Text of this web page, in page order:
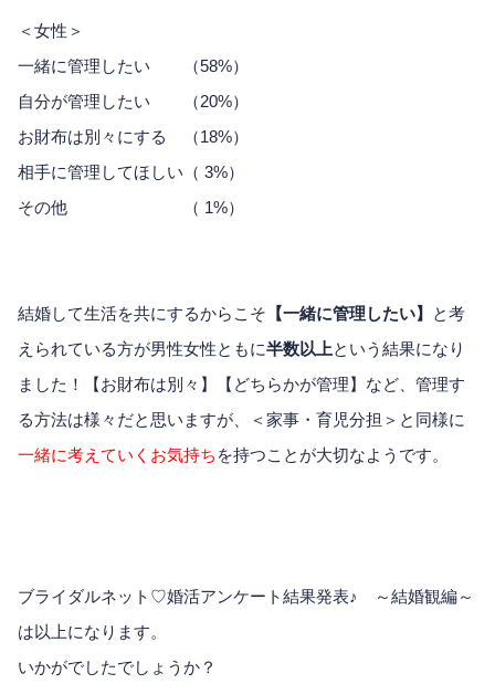
＜女性＞
一緒に管理したい （58%）
自分が管理したい （20%）
お財布は別々にする （18%）
相手に管理してほしい（ 3%）
その他 （ 1%）
結婚して生活を共にするからこそ 【一緒に管理したい】
と考
えられている方が男性女性ともに半数以上という結果になり
ました！【お財布は別々】【どちらかが管理】など、管理す
る方法は様々だと思いますが、＜家事・育児分担＞と同様に
一緒に考えていくお気持ち を持つことが大切なようです。
ブライダルネット♡婚活アンケート結果発表♪ ～結婚観編～
は以上になります。
いかがでしたでしょうか？